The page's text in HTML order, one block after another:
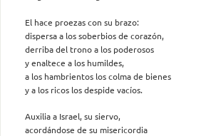
El hace proezas con su brazo:
dispersa a los soberbios de corazón,
derriba del trono a los poderosos
y enaltece a los humildes,
a los hambrientos los colma de bienes
y a los ricos los despide vacíos.
Auxilia a Israel, su siervo,
acordándose de su misericordia